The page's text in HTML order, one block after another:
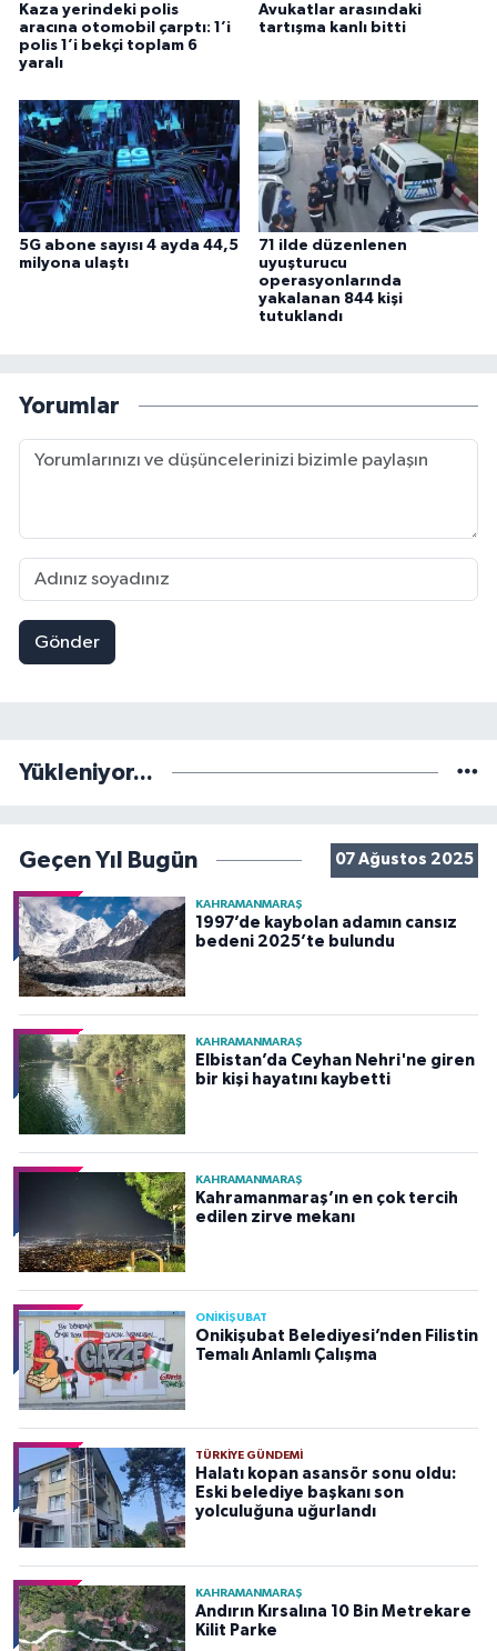
Kaza yerindeki polis
aracına otomobil çarptı: 1’i
polis 1’i bekçi toplam 6
yaralı
Avukatlar arasındaki
tartışma kanlı bitti
5G abone sayısı 4 ayda 44,5
milyona ulaştı
71 ilde düzenlenen
uyuşturucu
operasyonlarında
yakalanan 844 kişi
tutuklandı
Yorumlar
Gönder
Yükleniyor...
Geçen Yıl Bugün 07 Ağustos 2025
KAHRAMANMARAŞ
1997’de kaybolan adamın cansız
bedeni 2025’te bulundu
KAHRAMANMARAŞ
Elbistan’da Ceyhan Nehri'ne giren
bir kişi hayatını kaybetti
KAHRAMANMARAŞ
Kahramanmaraş’ın en çok tercih
edilen zirve mekanı
ONİKİŞUBAT
Onikişubat Belediyesi’nden Filistin
Temalı Anlamlı Çalışma
TÜRKIYE GÜNDEMI
Halatı kopan asansör sonu oldu:
Eski belediye başkanı son
yolculuğuna uğurlandı
KAHRAMANMARAŞ
Andırın Kırsalına 10 Bin Metrekare
Kilit Parke